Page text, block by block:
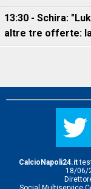
13:30 - Schira:
altre tre offerte:
CalcioNapoli24.it
18/06/